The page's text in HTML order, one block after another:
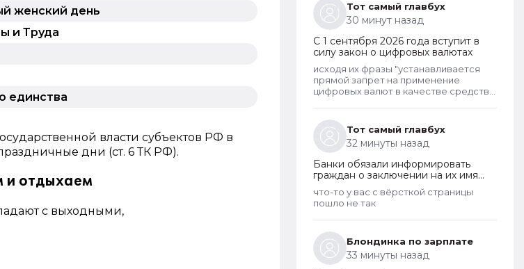
женский день
и Труда
единства
власти субъектов РФ в
дни (ст. 6 ТК РФ).
и отдыхаем
с выходными,
Тот самый главбух
30 минут назад
С 1 сентября 2026 года вступит в
силу закон о цифровых валютах
исходя их фразы "устанавливается
прямой запрет на применение
цифровых валют в качестве средства
отовариться нельзя?
Тот самый главбух
32 минуты назад
Банки обязали информировать
граждан о заключении на их имя
кредитных договоров
что-то у вас с вёрсткой страницы
пошло не так
Блондинка по зарплате
33 минуты назад